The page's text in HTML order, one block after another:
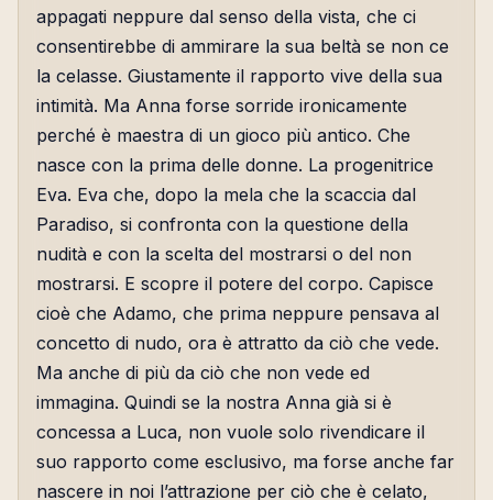
appagati neppure dal senso della vista, che ci
consentirebbe di ammirare la sua beltà se non ce
la celasse. Giustamente il rapporto vive della sua
intimità. Ma Anna forse sorride ironicamente
perché è maestra di un gioco più antico. Che
nasce con la prima delle donne. La progenitrice
Eva. Eva che, dopo la mela che la scaccia dal
Paradiso, si confronta con la questione della
nudità e con la scelta del mostrarsi o del non
mostrarsi. E scopre il potere del corpo. Capisce
cioè che Adamo, che prima neppure pensava al
concetto di nudo, ora è attratto da ciò che vede.
Ma anche di più da ciò che non vede ed
immagina. Quindi se la nostra Anna già si è
concessa a Luca, non vuole solo rivendicare il
suo rapporto come esclusivo, ma forse anche far
nascere in noi l’attrazione per ciò che è celato,